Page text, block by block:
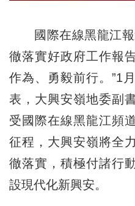
國際在線黑龍江報
徹落實好政府工作報
作為、勇毅前行。”1
表，大興安嶺地委副
受國際在線黑龍江頻
征程，大興安嶺將全
徹落實，積極付諸行
設現代化新興安。